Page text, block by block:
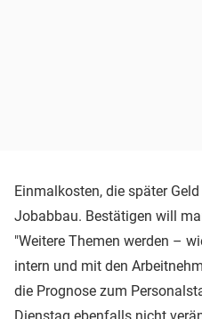
Einmalkosten, die später
Jobabbau. Bestätigen will
"Weitere Themen werden –
intern und mit den
die Prognose zum